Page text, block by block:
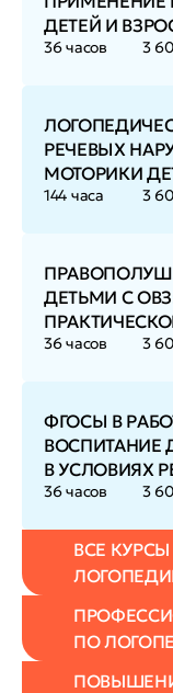
ДЕТЕЙ И
36 часов 3
РЕЧЕВЫХ
МОТОРИКИ
144 часа 3
ДЕТЬМИ С
36 часов 3
ФГОСЫ В
ВОСПИТАНИЕ
В УСЛОВИЯХ
36 часов 3
ВСЕ
ПО